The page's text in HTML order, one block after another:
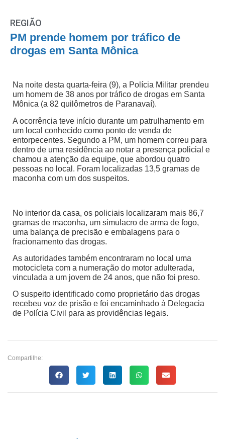
REGIÃO
PM prende homem por tráfico de
drogas em Santa Mônica
Na noite desta quarta-feira (9), a Polícia Militar prendeu
um homem de 38 anos por tráfico de drogas em Santa
Mônica (a 82 quilômetros de Paranavaí).
A ocorrência teve início durante um patrulhamento em
um local conhecido como ponto de venda de
entorpecentes. Segundo a PM, um homem correu para
dentro de uma residência ao notar a presença policial e
chamou a atenção da equipe, que abordou quatro
pessoas no local. Foram localizadas 13,5 gramas de
maconha com um dos suspeitos.
No interior da casa, os policiais localizaram mais 86,7
gramas de maconha, um simulacro de arma de fogo,
uma balança de precisão e embalagens para o
fracionamento das drogas.
As autoridades também encontraram no local uma
motocicleta com a numeração do motor adulterada,
vinculada a um jovem de 24 anos, que não foi preso.
O suspeito identificado como proprietário das drogas
recebeu voz de prisão e foi encaminhado à Delegacia
de Polícia Civil para as providências legais.
Compartilhe: